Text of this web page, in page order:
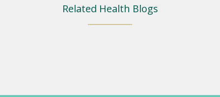
Related Health Blogs